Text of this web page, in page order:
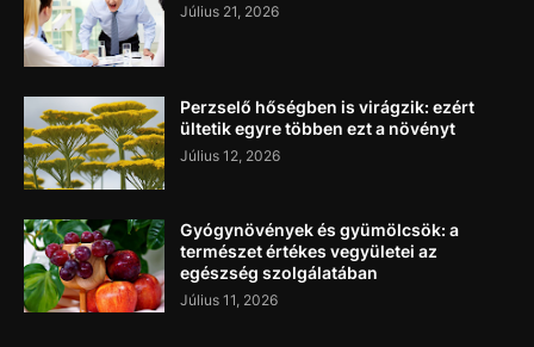
Július 21, 2026
Perzselő hőségben is virágzik: ezért
ültetik egyre többen ezt a növényt
Július 12, 2026
Gyógynövények és gyümölcsök: a
természet értékes vegyületei az
egészség szolgálatában
Július 11, 2026